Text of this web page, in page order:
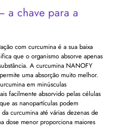
a chave para a
com curcumina é a sua baixa
que o organismo absorve apenas
A curcumina NANOFY
uma absorção muito melhor.
em minúsculas
facilmente absorvido pelas células
as nanopartículas podem
curcumina até várias dezenas de
dose menor proporciona maiores